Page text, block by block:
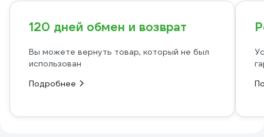
120 дней обмен и возврат
Вы можете вернуть товар, который не был
использован
Подробнее